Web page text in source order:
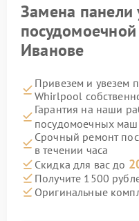
Замена панели
Иванове
Привезем и увезем
Whirlpool
Гарантия на наши
посудомоечных
Срочный ремонт
в течении часа
Скидка для вас до
Получите 1500
Оригинальные